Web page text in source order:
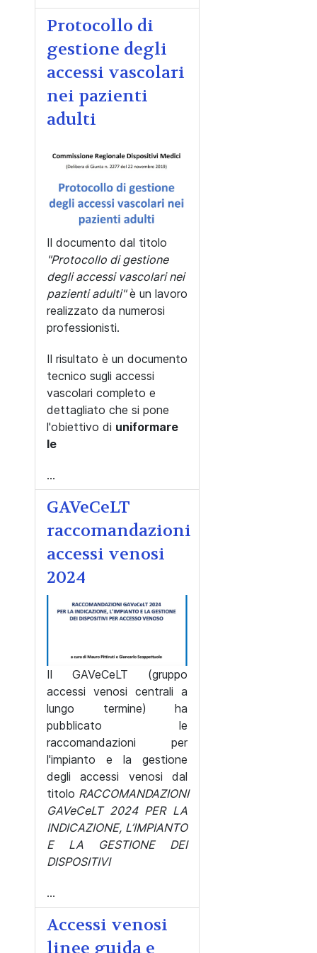
Protocollo di
gestione degli
accessi vascolari
nei pazienti
adulti
Il documento dal titolo
"Protocollo di gestione
degli accessi vascolari nei
pazienti adulti"è un lavoro
realizzato da numerosi
professionisti.
Il risultato è un documento
tecnico sugli accessi
vascolari completo e
dettagliato che si pone
l'obiettivo di uniformare
le
...
GAVeCeLT
raccomandazioni
accessi venosi
2024
Il GAVeCeLT (gruppo
accessi venosi centrali a
lungo termine) ha
pubblicato le
raccomandazioni per
l'impianto e la gestione
degli accessi venosi dal
titolo RACCOMANDAZIONI
GAVeCeLT 2024 PER LA
INDICAZIONE, L’IMPIANTO
E LA GESTIONE DEI
DISPOSITIVI
...
Accessi venosi